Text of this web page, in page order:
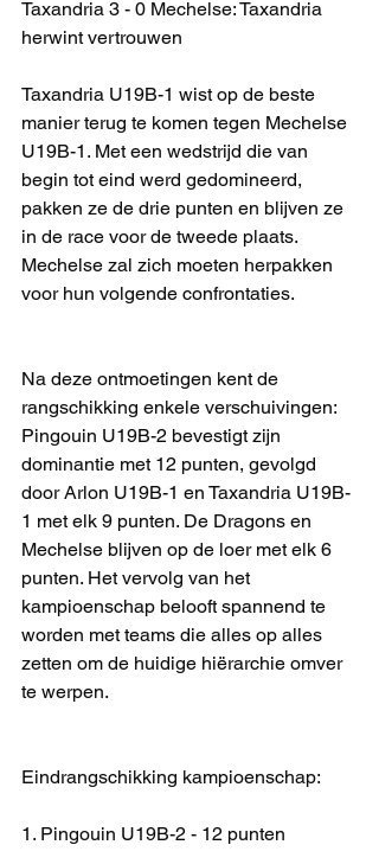
Taxandria 3 - 0 Mechelse: Taxandria
herwint vertrouwen
Taxandria U19B-1 wist op de beste
manier terug te komen tegen Mechelse
U19B-1. Met een wedstrijd die van
begin tot eind werd gedomineerd,
pakken ze de drie punten en blijven ze
in de race voor de tweede plaats.
Mechelse zal zich moeten herpakken
voor hun volgende confrontaties.
Na deze ontmoetingen kent de
rangschikking enkele verschuivingen:
Pingouin U19B-2 bevestigt zijn
dominantie met 12 punten, gevolgd
door Arlon U19B-1 en Taxandria U19B-
1 met elk 9 punten. De Dragons en
Mechelse blijven op de loer met elk 6
punten. Het vervolg van het
kampioenschap belooft spannend te
worden met teams die alles op alles
zetten om de huidige hiërarchie omver
te werpen.
Eindrangschikking kampioenschap:
1. Pingouin U19B-2 - 12 punten